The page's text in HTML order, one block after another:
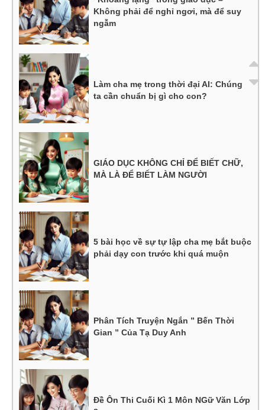
Không phải để nghỉ ngơi, mà để suy
ngẫm
Làm cha mẹ trong thời đại AI: Chúng
ta cần chuẩn bị gì cho con?
GIÁO DỤC KHÔNG CHỈ ĐỂ BIẾT CHỮ,
MÀ LÀ ĐỂ BIẾT LÀM NGƯỜI
5 bài học về sự tự lập cha mẹ bắt buộc
phải dạy con trước khi quá muộn
Phân Tích Truyện Ngắn ” Bến Thời
Gian ” Của Tạ Duy Anh
Đề Ôn Thi Cuối Kì 1 Môn NGữ Văn Lớp